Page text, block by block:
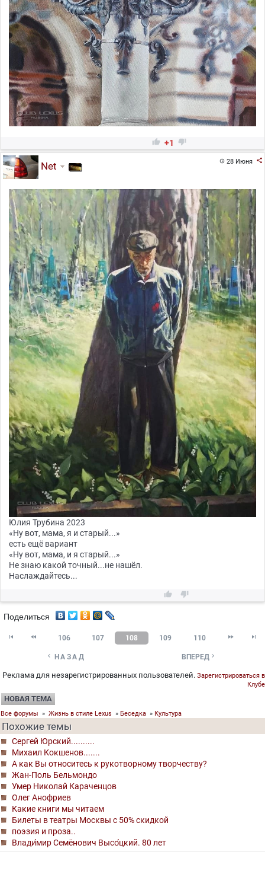
 +1 
28 Июня 
Net
Юлия Трубина 2023
«Ну вот, мама, я и старый...»
есть ещё вариант
«Ну вот, мама, и я старый...»
Не знаю какой точный...не нашёл.
Наслаждайтесь...
 
Поделиться
  106 107 108 109 110  
 НАЗАД ВПЕРЕД 
Реклама для незарегистрированных пользователей. Зарегистрироваться в
Клубе
НОВАЯ ТЕМА
Все форумы » Жизнь в стиле Lexus » Беседка » Культура
Похожие темы
Сергей Юрский..........
Михаил Кокшенов.......
А как Вы относитесь к рукотворному творчеству?
Жан-Поль Бельмондо
Умер Николай Караченцов
Олег Анофриев
Какие книги мы читаем
Билеты в театры Москвы с 50% скидкой
поэзия и проза..
Влади́мир Семёнович Высо́цкий. 80 лет